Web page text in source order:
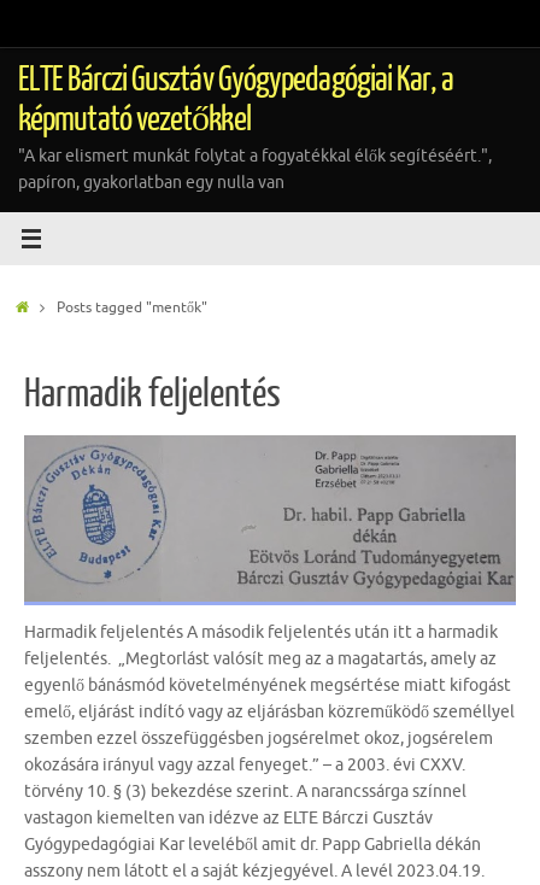
tartalomra
ELTE Bárczi Gusztáv Gyógypedagógiai Kar, a
képmutató vezetőkkel
"A kar elismert munkát folytat a fogyatékkal élők segítéséért.",
papíron, gyakorlatban egy nulla van
HomePosts tagged "mentők"
Harmadik feljelentés
Harmadik feljelentés A második feljelentés után itt a harmadik
feljelentés. „Megtorlást valósít meg az a magatartás, amely az
egyenlő bánásmód követelményének megsértése miatt kifogást
emelő, eljárást indító vagy az eljárásban közreműködő személlyel
szemben ezzel összefüggésben jogsérelmet okoz, jogsérelem
okozására irányul vagy azzal fenyeget.” – a 2003. évi CXXV.
törvény 10. § (3) bekezdése szerint. A narancssárga színnel
vastagon kiemelten van idézve az ELTE Bárczi Gusztáv
Gyógypedagógiai Kar leveléből amit dr. Papp Gabriella dékán
asszony nem látott el a saját kézjegyével. A levél 2023.04.19.